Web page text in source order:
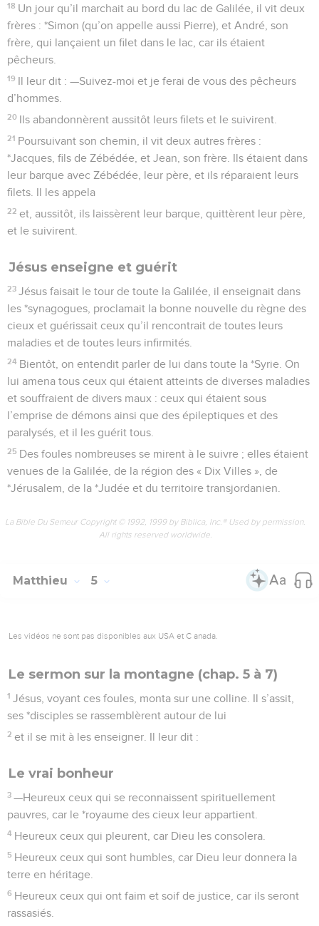
18 Un jour qu’il marchait au bord du lac de Galilée, il vit deux
frères : *Simon (qu’on appelle aussi Pierre), et André, son
frère, qui lançaient un filet dans le lac, car ils étaient
pêcheurs.
19 Il leur dit : —Suivez-moi et je ferai de vous des pêcheurs
d’hommes.
20 Ils abandonnèrent aussitôt leurs filets et le suivirent.
21 Poursuivant son chemin, il vit deux autres frères :
*Jacques, fils de Zébédée, et Jean, son frère. Ils étaient dans
leur barque avec Zébédée, leur père, et ils réparaient leurs
filets. Il les appela
22 et, aussitôt, ils laissèrent leur barque, quittèrent leur père,
et le suivirent.
Jésus enseigne et guérit
23 Jésus faisait le tour de toute la Galilée, il enseignait dans
les *synagogues, proclamait la bonne nouvelle du règne des
cieux et guérissait ceux qu’il rencontrait de toutes leurs
maladies et de toutes leurs infirmités.
24 Bientôt, on entendit parler de lui dans toute la *Syrie. On
lui amena tous ceux qui étaient atteints de diverses maladies
et souffraient de divers maux : ceux qui étaient sous
l’emprise de démons ainsi que des épileptiques et des
paralysés, et il les guérit tous.
25 Des foules nombreuses se mirent à le suivre ; elles étaient
venues de la Galilée, de la région des « Dix Villes », de
*Jérusalem, de la *Judée et du territoire transjordanien.
La Bible Du Semeur Copyright © 1992, 1999 by Biblica, Inc.® Used by permission.
All rights reserved worldwide.
Matthieu 5
Les vidéos ne sont pas disponibles aux USA et C anada.
Le sermon sur la montagne (chap. 5 à 7)
1 Jésus, voyant ces foules, monta sur une colline. Il s’assit,
ses *disciples se rassemblèrent autour de lui
2 et il se mit à les enseigner. Il leur dit :
Le vrai bonheur
3 —Heureux ceux qui se reconnaissent spirituellement
pauvres, car le *royaume des cieux leur appartient.
4 Heureux ceux qui pleurent, car Dieu les consolera.
5 Heureux ceux qui sont humbles, car Dieu leur donnera la
terre en héritage.
6 Heureux ceux qui ont faim et soif de justice, car ils seront
rassasiés.